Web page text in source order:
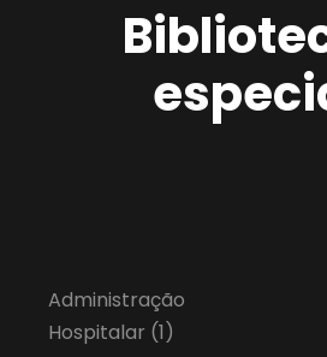
Administração
Hospitalar (1)